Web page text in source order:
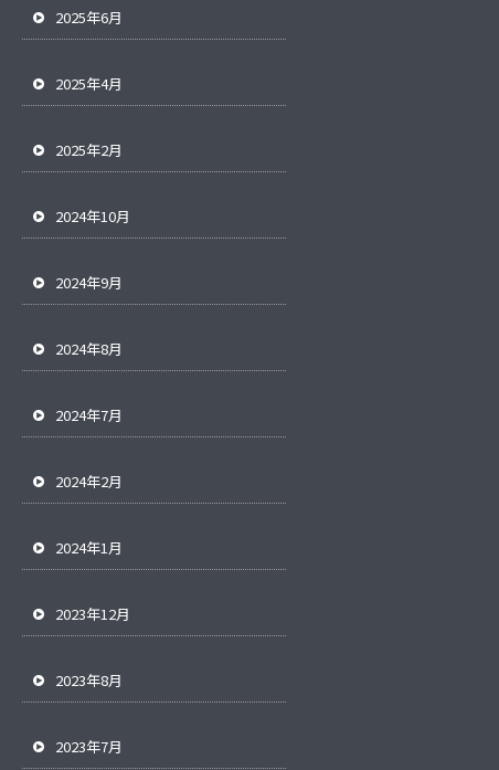
2025年6月
2025年4月
2025年2月
2024年10月
2024年9月
2024年8月
2024年7月
2024年2月
2024年1月
2023年12月
2023年8月
2023年7月